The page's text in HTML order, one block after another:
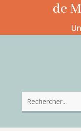
de